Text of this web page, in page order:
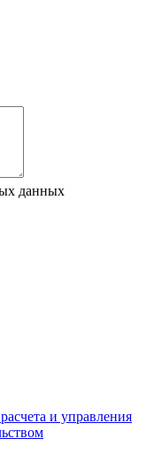
данных
и управления